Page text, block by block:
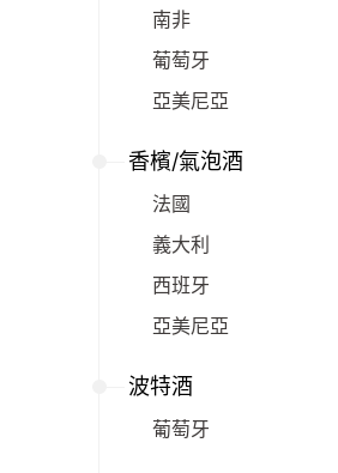
南非
葡萄牙
亞美尼亞
香檳/氣泡酒
法國
義大利
西班牙
亞美尼亞
波特酒
葡萄牙